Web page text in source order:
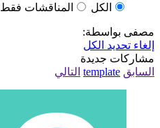
الكل
المناقشات فقط
مصفى بواسطة:
إلغاء تحديد الكل
مشاركات جديدة
السابق template التالي